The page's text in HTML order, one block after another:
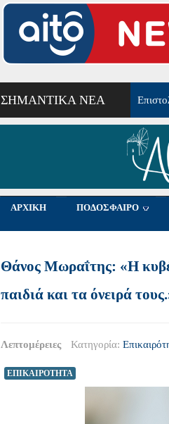
ΣΗΜΑΝΤΙΚΆ ΝΈΑ 8ο
ΑΡΧΙΚΗ ΠΟΔΟΣΦΑΙΡΟ
Θάνος Μωραΐτης: «Η
παιδιά και τα όνειρά
Λεπτομέρειες Κατηγορία:
ΕΠΙΚΑΙΡΟΤΗΤΑ